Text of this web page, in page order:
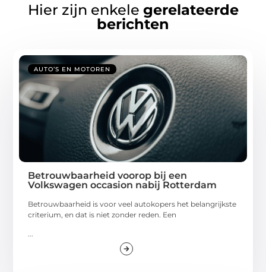
Hier zijn enkele gerelateerde
berichten
AUTO’S EN MOTOREN
Betrouwbaarheid voorop bij een
Volkswagen occasion nabij Rotterdam
Betrouwbaarheid is voor veel autokopers het belangrijkste
criterium, en dat is niet zonder reden. Een
...